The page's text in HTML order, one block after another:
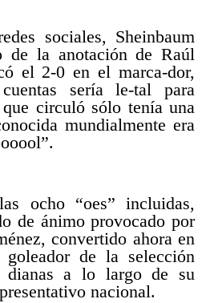
sociales, Sheinbaum
de la anotación de Raúl
el 2-0 en el marca-dor,
sería le-tal para
circuló sólo tenía una
mundialmente era
ocho “oes” incluidas,
de ánimo provocado por
convertido ahora en
de la selección
dianas a lo largo de su
nacional.